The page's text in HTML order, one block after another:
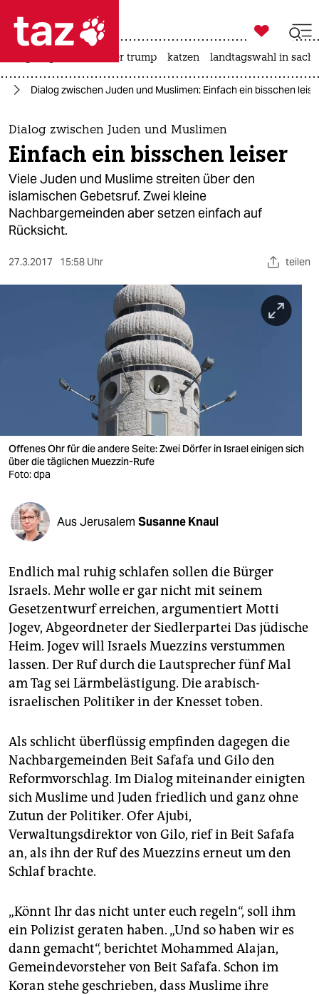
 taz zahl ich
taz zahl ich
themen
politik
öko
gesellschaft
kultur
sport
wahrheit
verlag
veranstaltungen
shop
fragen & hilfe
abo
genossenschaft
epaper login

taz zahl ich
usa unter trump katzen landtagswahl in
Dialog zwischen Juden und Muslimen: Einfach ein bisschen
Dialog zwischen Juden und Muslimen
Einfach ein bisschen leiser
Viele Juden und Muslime streiten über den
islamischen Gebetsruf. Zwei kleine
Nachbargemeinden aber setzen einfach auf
Rücksicht.
27.3.2017 15:58 Uhr teilen
Offenes Ohr für die andere Seite: Zwei Dörfer in Israel einigen sich
über die täglichen Muezzin-Rufe
Foto: dpa
Aus Jerusalem Susanne Knaul
Endlich mal ruhig schlafen sollen die Bürger
Israels. Mehr wolle er gar nicht mit seinem
Gesetzentwurf erreichen, argumentiert Motti
Jogev, Abgeordneter der Siedlerpartei Das jüdische
Heim. Jogev will Israels Muezzins verstummen
lassen. Der Ruf durch die Lautsprecher fünf Mal
am Tag sei Lärmbelästigung. Die arabisch-
israelischen Politiker in der Knesset toben.
Als schlicht überflüssig empfinden dagegen die
Nachbargemeinden Beit Safafa und Gilo den
Reformvorschlag. Im Dialog miteinander einigten
sich Muslime und Juden friedlich und ganz ohne
Zutun der Politiker. Ofer Ajubi,
Verwaltungsdirektor von Gilo, rief in Beit Safafa
an, als ihn der Ruf des Muezzins erneut um den
Schlaf brachte.
„Könnt Ihr das nicht unter euch regeln“, soll ihm
ein Polizist geraten haben. „Und so haben wir es
dann gemacht“, berichtet Mohammed Alajan,
Gemeindevorsteher von Beit Safafa. Schon im
Koran stehe geschrieben, dass Muslime ihre